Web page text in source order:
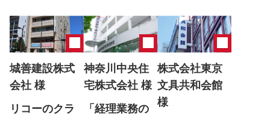
城善建設株式
会社 様
リコーのクラ
神奈川中央住
宅株式会社 様
「経理業務の
株式会社東京
文具共和会館
様